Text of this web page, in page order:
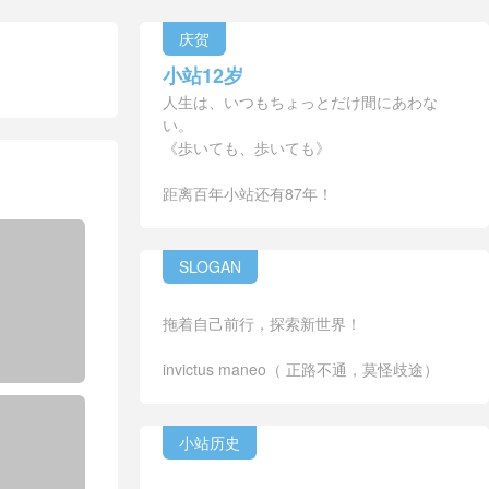
庆贺
小站12岁
人生は、いつもちょっとだけ間にあわな
い。
《歩いても、歩いても》
距离百年小站还有87年！
SLOGAN
拖着自己前行，探索新世界！
invictus maneo（ 正路不通，莫怪歧途）
小站历史